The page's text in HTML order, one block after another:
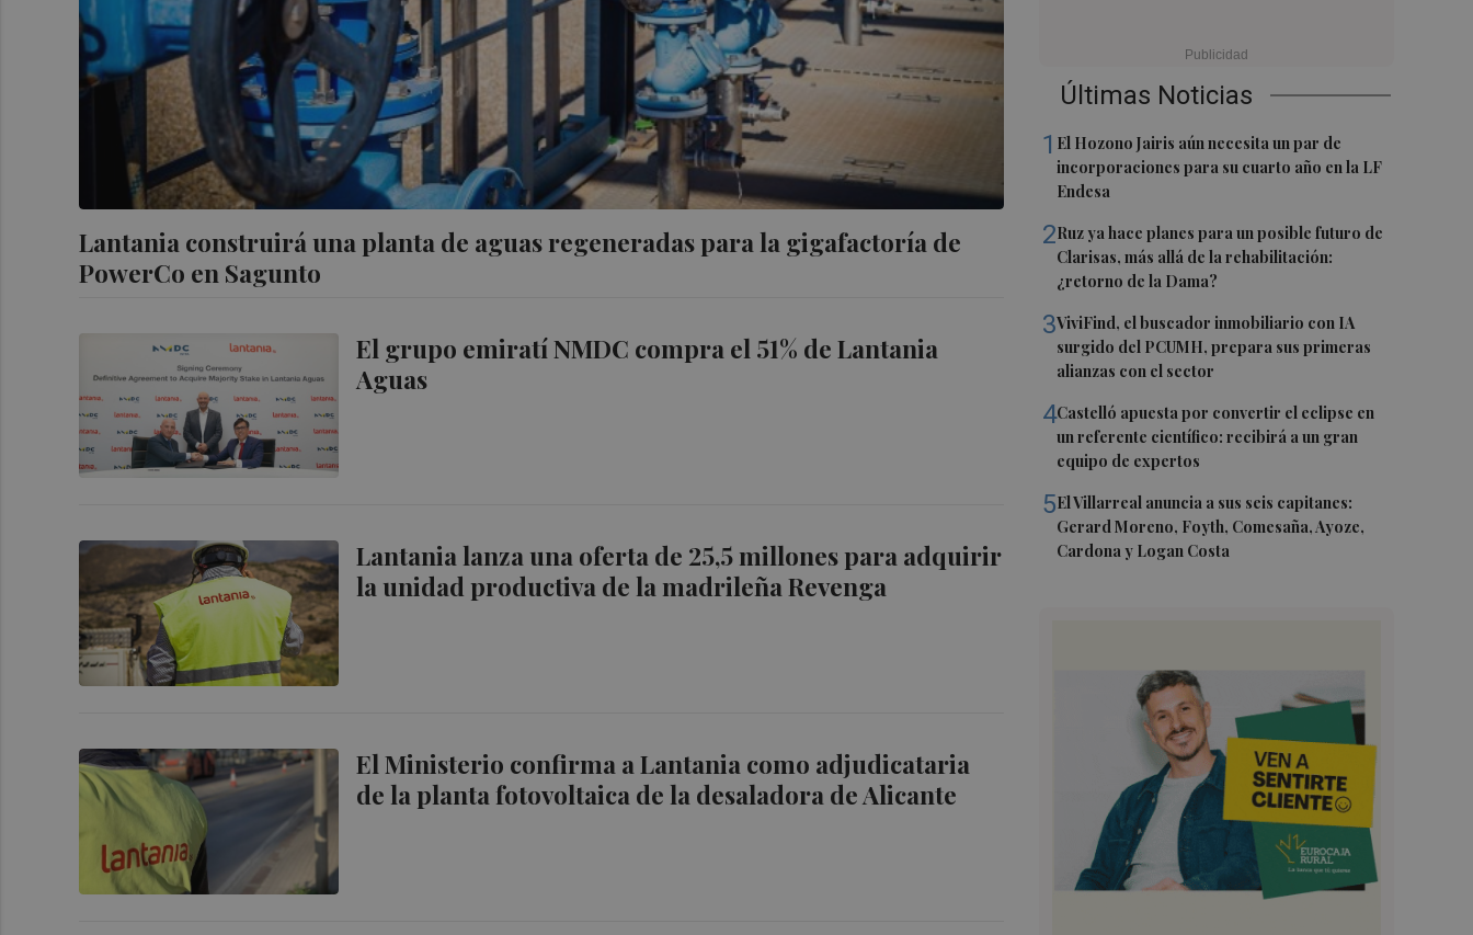
Lantania construirá una planta de aguas regeneradas para la gigafactoría de
PowerCo en Sagunto
El grupo emiratí NMDC compra el 51% de Lantania
Aguas
Lantania lanza una oferta de 25,5 millones para adquirir
la unidad productiva de la madrileña Revenga
El Ministerio confirma a Lantania como adjudicataria
de la planta fotovoltaica de la desaladora de Alicante
Últimas Noticias
1 El Hozono Jairis aún necesita un par de
incorporaciones para su cuarto año en la LF
Endesa
2Ruz ya hace planes para un posible futuro de
Clarisas, más allá de la rehabilitación:
¿retorno de la Dama?
3ViviFind, el buscador inmobiliario con IA
surgido del PCUMH, prepara sus primeras
alianzas con el sector
4Castelló apuesta por convertir el eclipse en
un referente científico: recibirá a un gran
equipo de expertos
5El Villarreal anuncia a sus seis capitanes:
Gerard Moreno, Foyth, Comesaña, Ayoze,
Cardona y Logan Costa